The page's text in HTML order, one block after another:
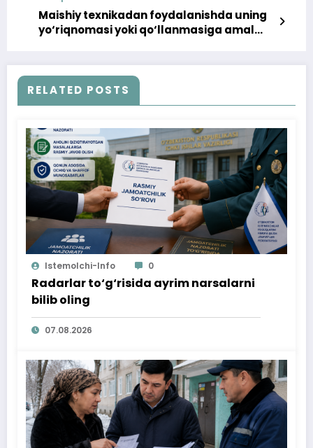
kelishi mumkin
Maishiy texnikadan foydalanishda uning
yo‘riqnomasi yoki qo‘llanmasiga amal
RELATED POSTS
Istemolchi-Info 0
Radarlar to‘g‘risida ayrim narsalarni
bilib oling
07.08.2026